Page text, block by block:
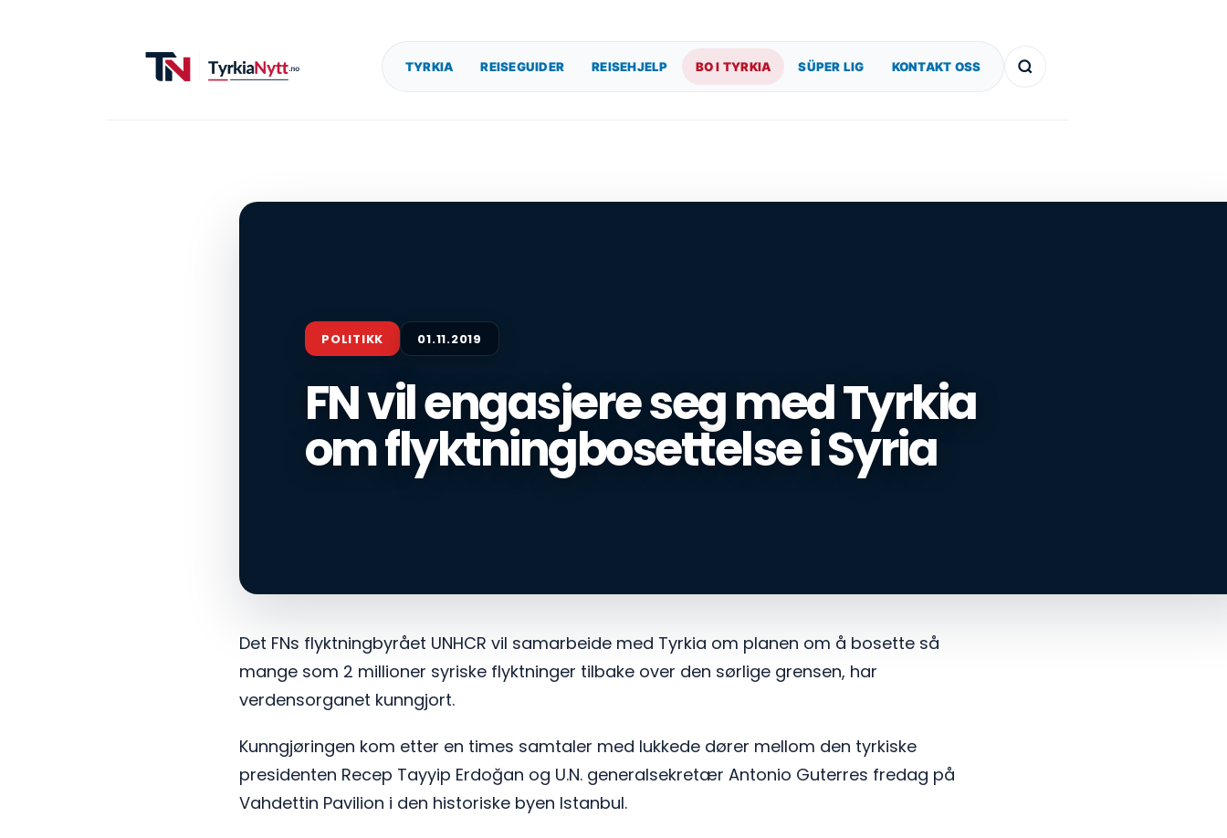
TYRKIA REISEGUIDER REISEHJELP BO I TYRKIA SÜPER LIG KONTAKT OSS
POLITIKK 01.11.2019
FN vil engasjere seg med Tyrkia
om flyktningbosettelse i Syria
Det FNs flyktningbyrået UNHCR vil samarbeide med Tyrkia om planen om å bosette så
mange som 2 millioner syriske flyktninger tilbake over den sørlige grensen, har
verdensorganet kunngjort.
Kunngjøringen kom etter en times samtaler med lukkede dører mellom den tyrkiske
presidenten Recep Tayyip Erdoğan og U.N. generalsekretær Antonio Guterres fredag ​​på
Vahdettin Pavilion i den historiske byen Istanbul.